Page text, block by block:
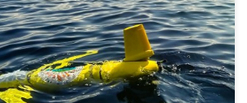
función ecológica en las costas de Bío Bío.
aparatos de investigación submarina que sólo
Concepción y la Universidad Católica […]